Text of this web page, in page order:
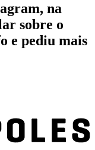
na
sobre o
e pediu mais